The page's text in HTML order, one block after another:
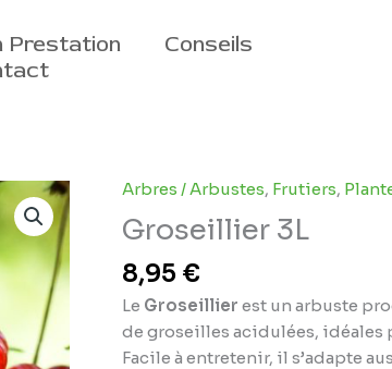
Prestation
Conseils
Arbres / Arbustes, Frutiers,
Groseillier 3L
8,95 €
Le Groseillier est un arbuste
de groseilles acidulées, idéales
Facile à entretenir, il s’adapte